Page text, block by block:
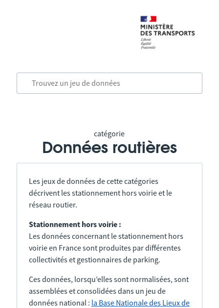
catégorie
Données routières
Les jeux de données de cette catégories
décrivent les stationnement hors voirie et le
réseau routier.
Stationnement hors voirie :
Les données concernant le stationnement hors
voirie en France sont produites par différentes
collectivités et gestionnaires de parking.
Ces données, lorsqu’elles sont normalisées, sont
assemblées et consolidées dans un jeu de
données national : la Base Nationale des Lieux de